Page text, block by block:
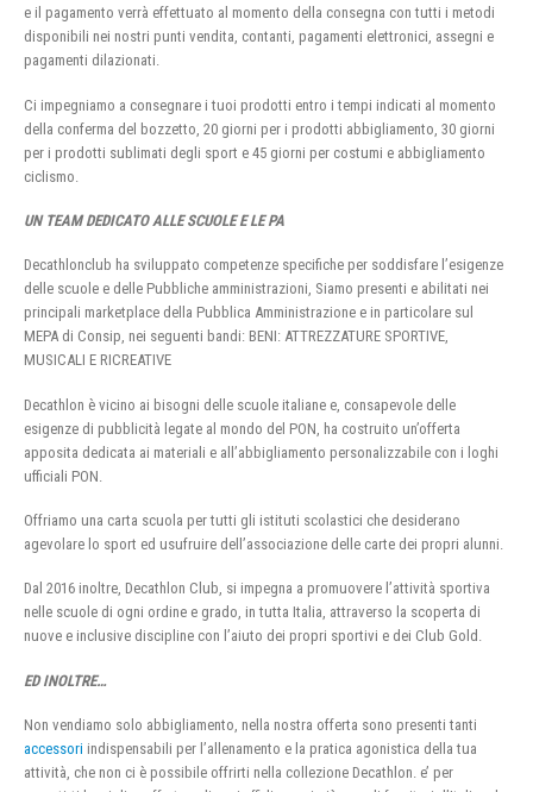
e il pagamento verrà effettuato al momento della consegna con tutti i metodi
disponibili nei nostri punti vendita, contanti, pagamenti elettronici, assegni e
pagamenti dilazionati.
Ci impegniamo a consegnare i tuoi prodotti entro i tempi indicati al momento
della conferma del bozzetto, 20 giorni per i prodotti abbigliamento, 30 giorni
per i prodotti sublimati degli sport e 45 giorni per costumi e abbigliamento
ciclismo.
UN TEAM DEDICATO ALLE SCUOLE E LE PA
Decathlonclub ha sviluppato competenze specifiche per soddisfare l’esigenze
delle scuole e delle Pubbliche amministrazioni, Siamo presenti e abilitati nei
principali marketplace della Pubblica Amministrazione e in particolare sul
MEPA di Consip, nei seguenti bandi: BENI: ATTREZZATURE SPORTIVE,
MUSICALI E RICREATIVE
Decathlon è vicino ai bisogni delle scuole italiane e, consapevole delle
esigenze di pubblicità legate al mondo del PON, ha costruito un’offerta
apposita dedicata ai materiali e all’abbigliamento personalizzabile con i loghi
ufficiali PON.
Offriamo una carta scuola per tutti gli istituti scolastici che desiderano
agevolare lo sport ed usufruire dell’associazione delle carte dei propri alunni.
Dal 2016 inoltre, Decathlon Club, si impegna a promuovere l’attività sportiva
nelle scuole di ogni ordine e grado, in tutta Italia, attraverso la scoperta di
nuove e inclusive discipline con l’aiuto dei propri sportivi e dei Club Gold.
ED INOLTRE…
Non vendiamo solo abbigliamento, nella nostra offerta sono presenti tanti
accessori indispensabili per l’allenamento e la pratica agonistica della tua
attività, che non ci è possibile offrirti nella collezione Decathlon. e’ per